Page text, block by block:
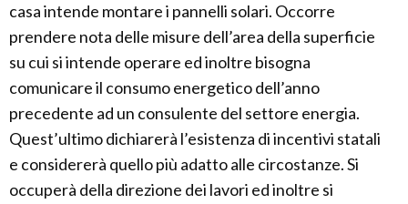
casa intende montare i pannelli solari. Occorre
prendere nota delle misure dell’area della superficie
su cui si intende operare ed inoltre bisogna
comunicare il consumo energetico dell’anno
precedente ad un consulente del settore energia.
Quest’ultimo dichiarerà l’esistenza di incentivi statali
e considererà quello più adatto alle circostanze. Si
occuperà della direzione dei lavori ed inoltre si